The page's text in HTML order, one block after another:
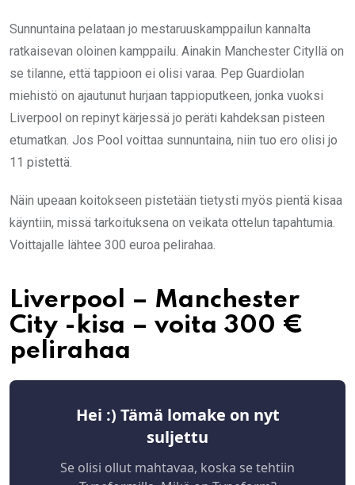
Sunnuntaina pelataan jo mestaruuskamppailun kannalta
ratkaisevan oloinen kamppailu. Ainakin Manchester Cityllä on
se tilanne, että tappioon ei olisi varaa. Pep Guardiolan
miehistö on ajautunut hurjaan tappioputkeen, jonka vuoksi
Liverpool on repinyt kärjessä jo peräti kahdeksan pisteen
etumatkan. Jos Pool voittaa sunnuntaina, niin tuo ero olisi jo
11 pistettä.
Näin upeaan koitokseen pistetään tietysti myös pientä kisaa
käyntiin, missä tarkoituksena on veikata ottelun tapahtumia.
Voittajalle lähtee 300 euroa pelirahaa.
Liverpool – Manchester
City -kisa – voita 300 €
pelirahaa